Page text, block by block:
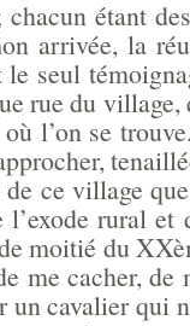
étant
arrivée, la
seul
rue du village,
l’on se
ce village
rural et
moitié du
me cacher,
cavalier qui